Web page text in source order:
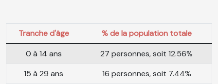
Tranche d'âge
% de la population totale
0 à 14 ans
27 personnes, soit 12.56%
15 à 29 ans
16 personnes, soit 7.44%